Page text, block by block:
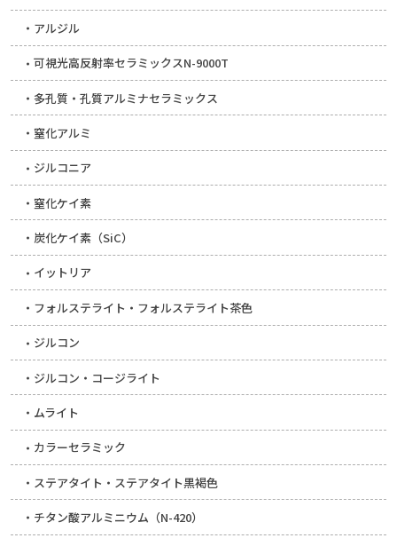
アルジル
可視光高反射率セラミックスN-9000T
多孔質・孔質アルミナセラミックス
窒化アルミ
ジルコニア
窒化ケイ素
炭化ケイ素（SiC）
イットリア
フォルステライト・フォルステライト茶色
ジルコン
ジルコン・コージライト
ムライト
カラーセラミック
ステアタイト・ステアタイト黒褐色
チタン酸アルミニウム（N-420）